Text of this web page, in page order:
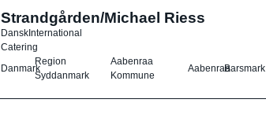
Strandgården/Michael Riess
DanskInternational
Catering
Danmark
Region
Syddanmark
Aabenraa
Kommune
AabenraaBarsmark